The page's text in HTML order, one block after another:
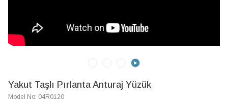
Yakut Taşlı Pırlanta Anturaj Yüzük
Model No: 04R0120